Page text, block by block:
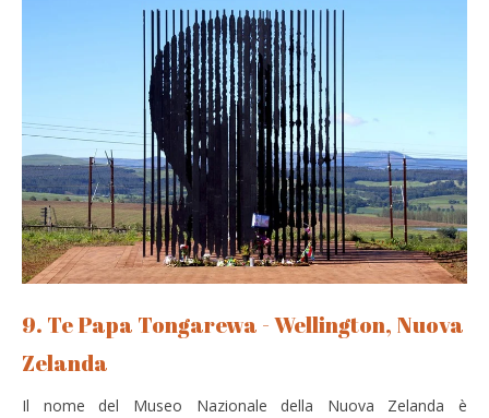
9. Te Papa Tongarewa - Wellington, Nuova
Zelanda
Il nome del Museo Nazionale della Nuova Zelanda è